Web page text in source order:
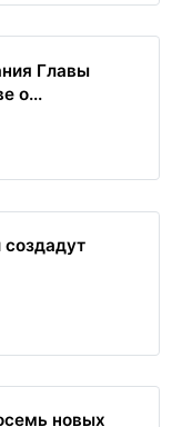
Главы
о...
новых